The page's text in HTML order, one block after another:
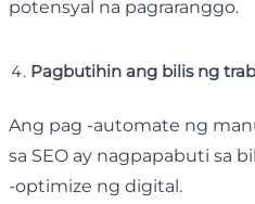
potensyal na pagraranggo.
Pagbutihin ang bilis ng
Ang pag -automate ng
sa SEO ay nagpapabuti sa
-optimize ng digital.